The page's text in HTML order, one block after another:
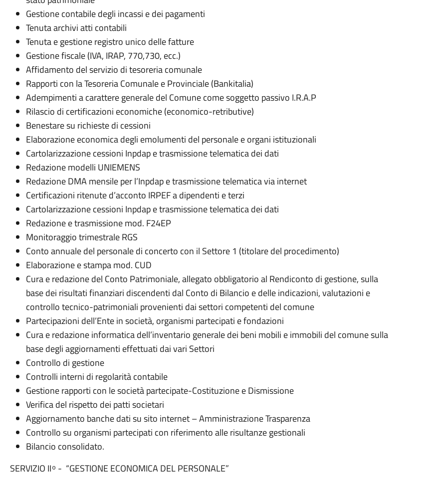
Gestione contabile degli incassi e dei pagamenti
Tenuta archivi atti contabili
Tenuta e gestione registro unico delle fatture
Gestione fiscale (IVA, IRAP, 770,730, ecc.)
Affidamento del servizio di tesoreria comunale
Rapporti con la Tesoreria Comunale e Provinciale (Bankitalia)
Adempimenti a carattere generale del Comune come soggetto passivo I.R.A.P
Rilascio di certificazioni economiche (economico-retributive)
Benestare su richieste di cessioni
Elaborazione economica degli emolumenti del personale e organi istituzionali
Cartolarizzazione cessioni Inpdap e trasmissione telematica dei dati
Redazione modelli UNIEMENS
Redazione DMA mensile per l’Inpdap e trasmissione telematica via internet
Certificazioni ritenute d’acconto IRPEF a dipendenti e terzi
Cartolarizzazione cessioni Inpdap e trasmissione telematica dei dati
Redazione e trasmissione mod. F24EP
Monitoraggio trimestrale RGS
Conto annuale del personale di concerto con il Settore 1 (titolare del procedimento)
Elaborazione e stampa mod. CUD
Cura e redazione del Conto Patrimoniale, allegato obbligatorio al Rendiconto di gestione, sulla
base dei risultati finanziari discendenti dal Conto di Bilancio e delle indicazioni, valutazioni e
controllo tecnico-patrimoniali provenienti dai settori competenti del comune
Partecipazioni dell’Ente in società, organismi partecipati e fondazioni
Cura e redazione informatica dell’inventario generale dei beni mobili e immobili del comune sulla
base degli aggiornamenti effettuati dai vari Settori
Controllo di gestione
Controlli interni di regolarità contabile
Gestione rapporti con le società partecipate-Costituzione e Dismissione
Verifica del rispetto dei patti societari
Aggiornamento banche dati su sito internet – Amministrazione Trasparenza
Controllo su organismi partecipati con riferimento alle risultanze gestionali
Bilancio consolidato.
SERVIZIO II ͦ - “GESTIONE ECONOMICA DEL PERSONALE”